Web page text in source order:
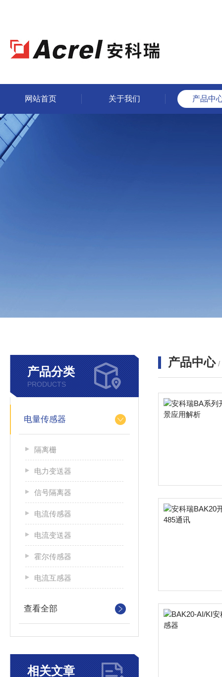
网站首页 关于我们 产品中
产品分类
PRODUCTS
电量传感器
隔离栅
电力变送器
信号隔离器
电流传感器
电流变送器
霍尔传感器
电流互感器
查看全部
相关文章
产品中心 /